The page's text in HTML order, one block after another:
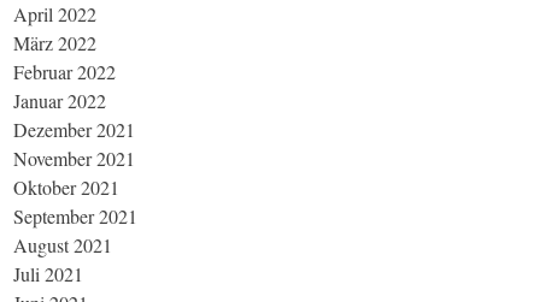
April 2022
März 2022
Februar 2022
Januar 2022
Dezember 2021
November 2021
Oktober 2021
September 2021
August 2021
Juli 2021